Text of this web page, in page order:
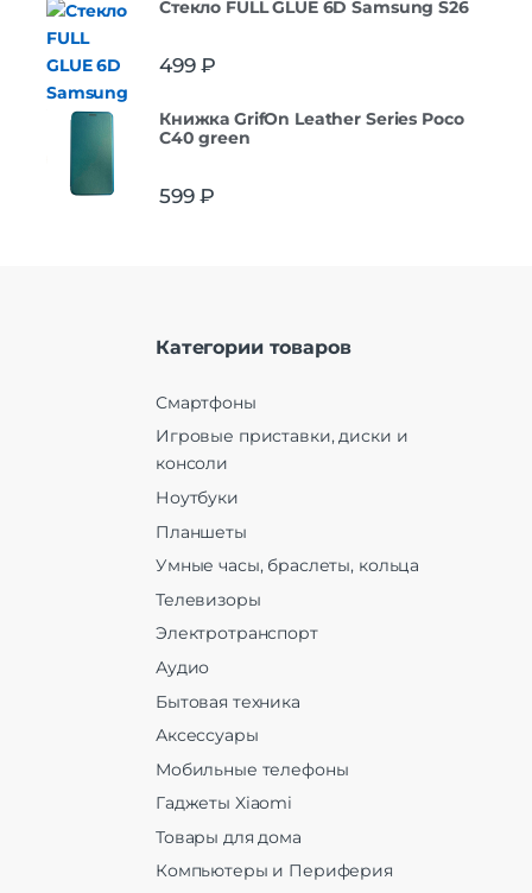
Стекло FULL GLUE 6D Samsung S26
499₽
Книжка GrifOn Leather Series Poco
C40 green
599₽
Категории товаров
Смартфоны
Игровые приставки, диски и
консоли
Ноутбуки
Планшеты
Умные часы, браслеты, кольца
Телевизоры
Электротранспорт
Аудио
Бытовая техника
Аксессуары
Мобильные телефоны
Гаджеты Xiaomi
Товары для дома
Компьютеры и Периферия